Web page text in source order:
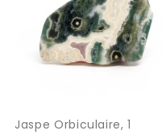
Jaspe Orbiculaire, 1